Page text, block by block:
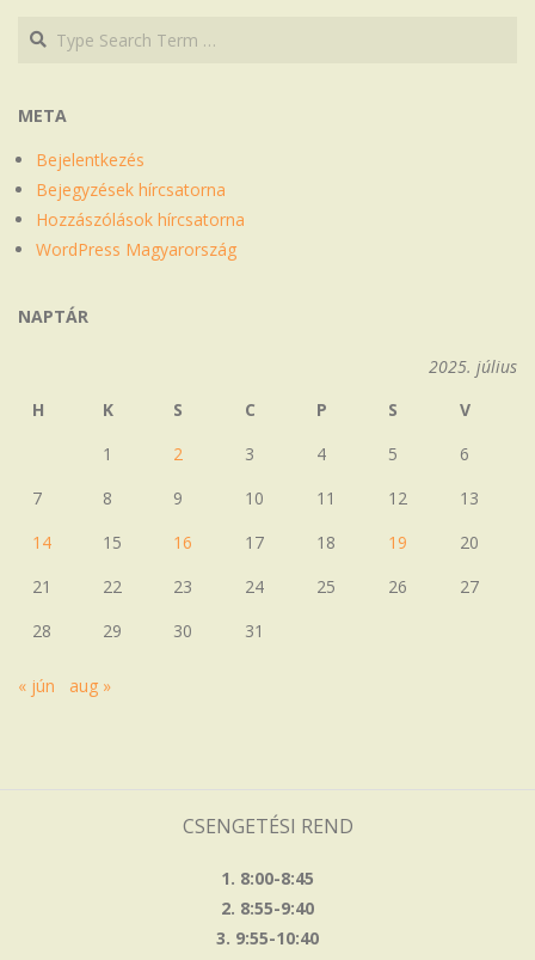
Search
Search
META
Bejelentkezés
Bejegyzések hírcsatorna
Hozzászólások hírcsatorna
WordPress Magyarország
NAPTÁR
2025. július
H
K S C P S
V
1
2 3 4 5
6
7
8 9 10 11 12
13
14
15 16 17 18 19
20
21
22 23 24 25 26
27
28
29 30 31
« jún aug »
CSENGETÉSI REND
1. 8:00-8:45
2. 8:55-9:40
3. 9:55-10:40